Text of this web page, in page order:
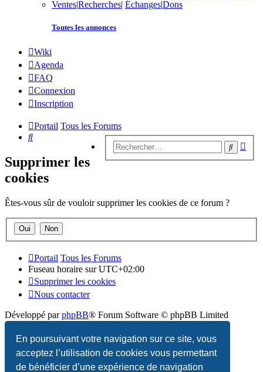
En poursuivant votre navigation sur ce site, vous
acceptez l’utilisation de cookies vous permettant
de bénéficier d’une expérience de navigation
Ventes|Recherches| Échanges|Dons
Toutes les annonces
Wiki
Agenda
FAQ
Connexion
Inscription
Portail Tous les Forums
Rechercher
Supprimer les
cookies
Êtes-vous sûr de vouloir supprimer les cookies de ce forum ?
Portail Tous les Forums
Fuseau horaire surUTC+02:00
Supprimer les cookies
Nous contacter
Développé parphpBB® Forum Software © phpBB Limited
Traduction française officielle©Qiaeru
Confidentialité |Conditions